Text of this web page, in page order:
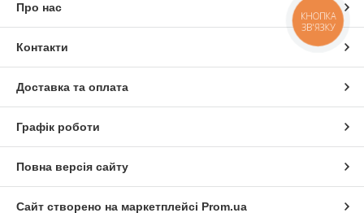
Про нас
Контакти
Доставка та оплата
Графік роботи
Повна версія сайту
Сайт створено на маркетплейсі Prom.ua
КНОПКА
ЗВ'ЯЗКУ